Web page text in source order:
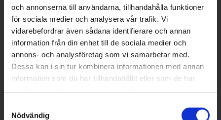
och annonserna till användarna, tillhandahålla funktioner
för sociala medier och analysera vår trafik. Vi
vidarebefordrar även sådana identifierare och annan
information från din enhet till de sociala medier och
annons- och analysföretag som vi samarbetar med.
Dessa kan i sin tur kombinera informationen med annan
information som du har tillhandahållit eller som de har
Nödvändig
M035W125L1000 | M035W200L2000